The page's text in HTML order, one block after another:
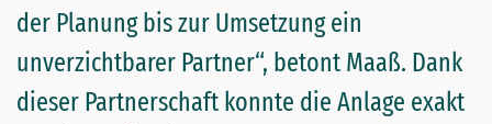
der Planung bis zur Umsetzung ein
unverzichtbarer Partner“, betont Maaß. Dank
dieser Partnerschaft konnte die Anlage exakt